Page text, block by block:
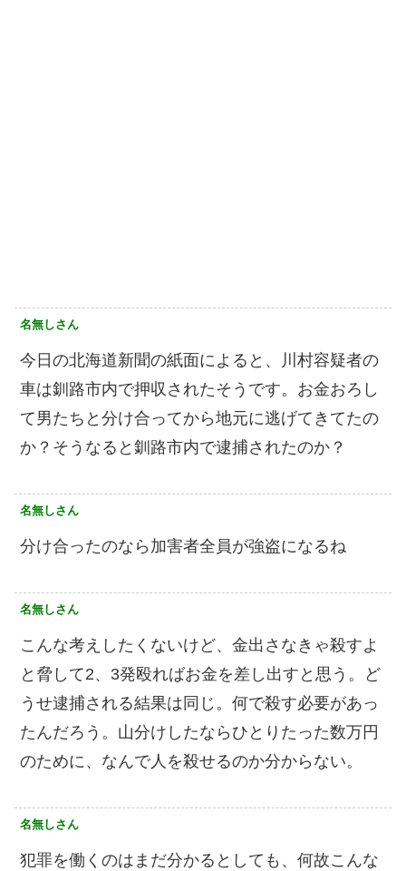
名無しさん
今日の北海道新聞の紙面によると、川村容疑者の
車は釧路市内で押収されたそうです。お金おろし
て男たちと分け合ってから地元に逃げてきてたの
か？そうなると釧路市内で逮捕されたのか？
名無しさん
分け合ったのなら加害者全員が強盗になるね
名無しさん
こんな考えしたくないけど、金出さなきゃ殺すよ
と脅して2、3発殴ればお金を差し出すと思う。ど
うせ逮捕される結果は同じ。何で殺す必要があっ
たんだろう。山分けしたならひとりたった数万円
のために、なんで人を殺せるのか分からない。
名無しさん
犯罪を働くのはまだ分かるとしても、何故こんな